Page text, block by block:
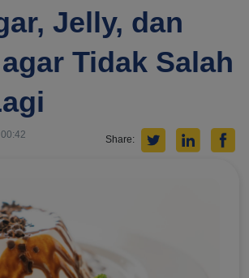
Jelly, dan
Tidak Salah
Share: